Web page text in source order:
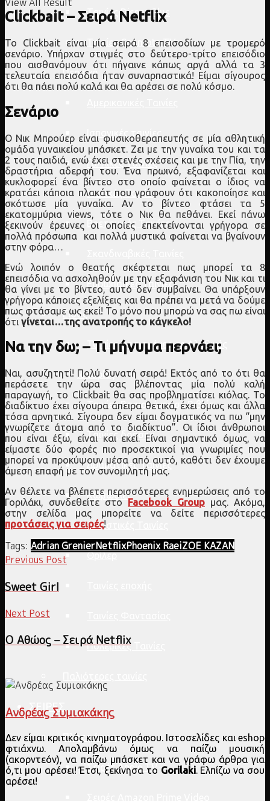
Ταινίες Disney Plus
Ταινίες Cosmote TV
Περιοχή
Ισπανικές ταινίες
Γαλλικές Ταινίες
Ιταλικές Ταινίες
Βρετανικές Ταινίες
Ευρωπαϊκές Ταινίες
Είδος
Ταινίες Βασισμένες σε Αληθινές
Ιστορίες
Ταινίες Βασισμένες σε Βιβλία
Ταινίες δράσης
Δραματικές Ταινίες
Κωμωδίες
Δικαστικές Ταινίες
Θρίλερ
Πολεμικές Ταινίες
ΣΕΙΡΕΣ
Πλατφόρμα
Σειρές Apple TV
Clickbait – Σειρά Netflix
Το Clickbait είναι μία σειρά 8 επεισοδίων με τρομερό
σενάριο. Υπήρχαν στιγμές στο δεύτερο-τρίτο επεισόδιο
που αισθανόμουν ότι πήγαινε κάπως αργά αλλά τα 3
τελευταία επεισόδια ήταν συναρπαστικά! Είμαι σίγουρος
ότι θα πάει πολύ καλά και θα αρέσει σε πολύ κόσμο.
Σενάριο
O Νικ Μπρούερ είναι φυσικοθεραπευτής σε μία αθλητική
ομάδα γυναικείου μπάσκετ. Ζει με την γυναίκα του και τα
2 τους παιδιά, ενώ έχει στενές σχέσεις και με την Πία, την
δραστήρια αδερφή του. Ένα πρωινό, εξαφανίζεται και
κυκλοφορεί ένα βίντεο στο οποίο φαίνεται ο ίδιος να
κρατάει κάποια πλακάτ που γράφουν ότι κακοποίησε και
σκότωσε μία γυναίκα. Αν το βίντεο φτάσει τα 5
εκατομμύρια views, τότε ο Νικ θα πεθάνει. Εκεί πάνω
ξεκινούν έρευνες οι οποίες επεκτείνονται γρήγορα σε
πολλά πρόσωπα και πολλά μυστικά φαίνεται να βγαίνουν
στην φόρα…
Ενώ λοιπόν ο θεατής σκέφτεται πως μπορεί τα 8
επεισόδια να ασχοληθούν με την εξαφάνιση του Νικ και τι
θα γίνει με το βίντεο, αυτό δεν συμβαίνει. Θα υπάρξουν
γρήγορα κάποιες εξελίξεις και θα πρέπει να μετά να δούμε
πως φτάσαμε ως εκεί! Το μόνο που μπορώ να σας πω είναι
ότι γίνεται…της ανατροπής το κάγκελο!
Να την δω; – Τι μήνυμα περνάει;
Ναι, ασυζητητί! Πολύ δυνατή σειρά! Εκτός από το ότι θα
περάσετε την ώρα σας βλέποντας μία πολύ καλή
παραγωγή, το Clickbait θα σας προβληματίσει κιόλας. Το
διαδίκτυο έχει σίγουρα άπειρα θετικά, έχει όμως και άλλα
τόσα αρνητικά. Σίγουρα δεν είμαι δογματικός να πω “μην
γνωρίζετε άτομα από το διαδίκτυο”. Οι ίδιοι άνθρωποι
που είναι έξω, είναι και εκεί. Είναι σημαντικό όμως, να
είμαστε δύο φορές πιο προσεκτικοί για γνωριμίες που
μπορεί να προκύψουν μέσα από αυτό, καθότι δεν έχουμε
άμεση επαφή με τον συνομιλητή μας.
Αν θέλετε να βλέπετε περισσότερες ενημερώσεις από το
Γοριλάκι, συνδεθείτε στο
Facebook Group μας. Ακόμα,
στην σελίδα μας μπορείτε να δείτε περισσότερες
προτάσεις για σειρές!
Tags: Adrian GrenierNetflixPhoenix RaeiZOE KAZAN
Previous Post
Sweet Girl
Next Post
Ο Αθώος – Σειρά Netflix
Ανδρέας Συμιακάκης
Δεν είμαι κριτικός κινηματογράφου. Ιστοσελίδες και eshop
φτιάχνω. Απολαμβάνω όμως να παίζω μουσική
(ακορντεόν), να παίζω μπάσκετ και να γράφω άρθρα για
ό,τι μου αρέσει! Έτσι, ξεκίνησα το Gorilaki. Ελπίζω να σου
αρέσει!